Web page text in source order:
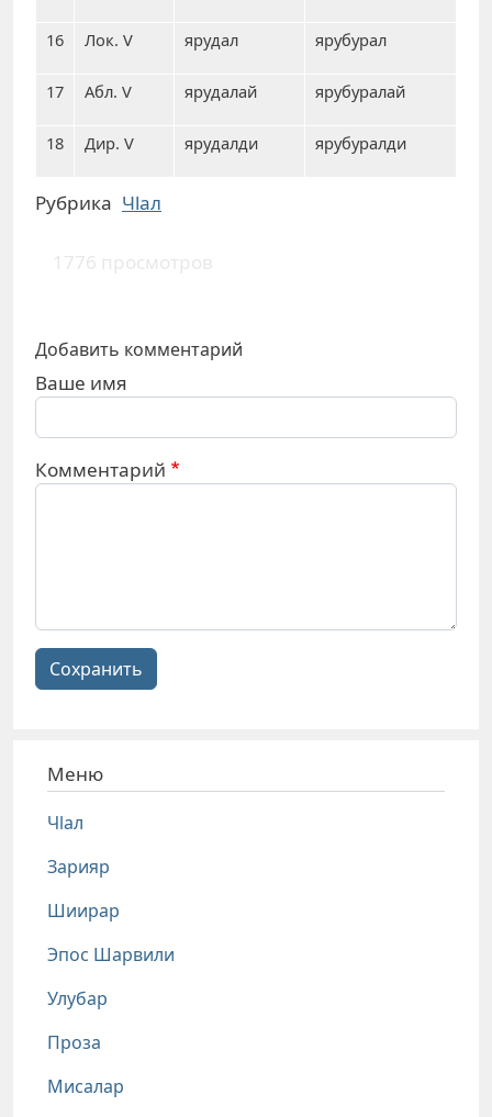
16 Лок. V ярудал ярубурал
17 Абл. V ярудалай ярубуралай
18 Дир. V ярудалди ярубуралди
Рубрика Чlал
1776 просмотров
Добавить комментарий
Ваше имя
Комментарий
Сохранить
Меню
Чlал
Зарияр
Шиирар
Эпос Шарвили
Улубар
Проза
Мисалар